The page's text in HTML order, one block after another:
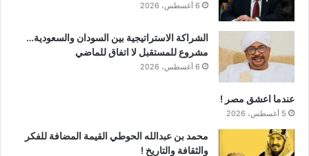
6 أغسطس، 2026
الشراكة الاستراتيجية بين السودان والسعودية…
مشروع للمستقبل لا اتفاق للماضي
6 أغسطس، 2026
عندما اعشق مصر !
5 أغسطس، 2026
محمد بن عبدالله الحوطي القيمة المضافة للفكر
والثقافة والتاريخ !